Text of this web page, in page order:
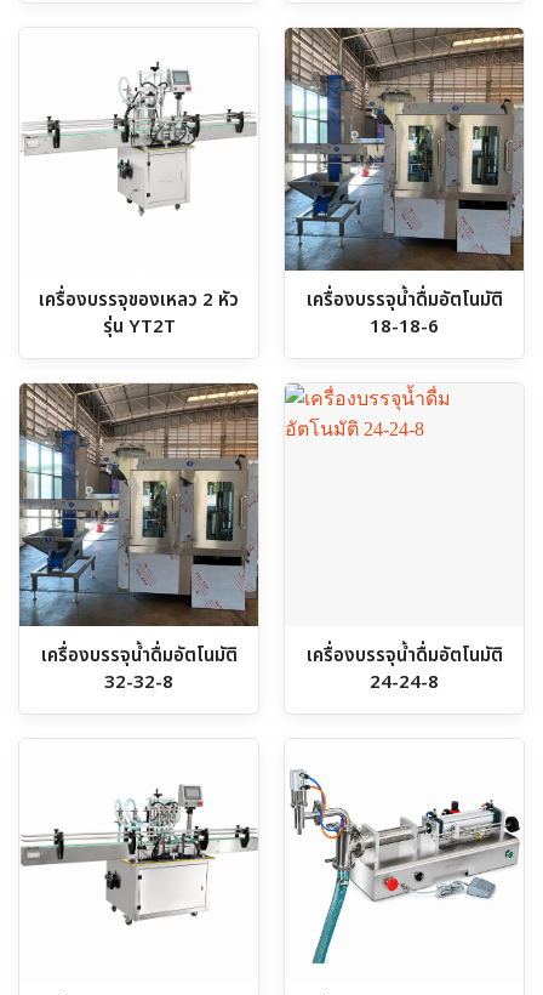
เครื่องบรรจุของเหลว 2 หัว
รุ่น YT2T
เครื่องบรรจุน้ำดื่มอัตโนมัติ
18-18-6
เครื่องบรรจุน้ำดื่มอัตโนมัติ
32-32-8
เครื่องบรรจุน้ำดื่มอัตโนมัติ
24-24-8